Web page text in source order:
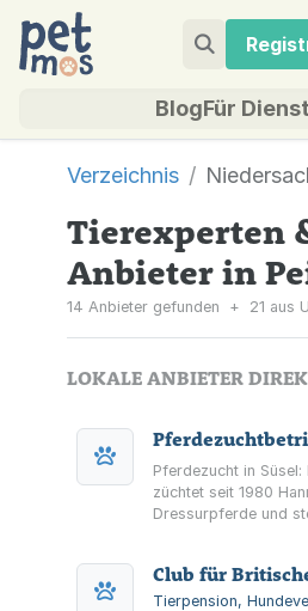
BlogFür
Verzeichnis
Tierexperten
Anbieter in
14 Anbieter gefunden + 21 aus
LOKALE ANBIETER
Pferdezucht in
züchtet seit 1980
Dressurpferde und
Tierpension,